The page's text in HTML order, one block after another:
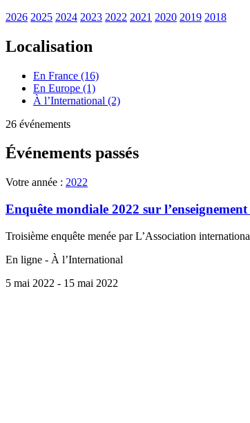
2026 2025 2024 2023 2022 2021 2020 2019 2018
Localisation
En France (16)
En Europe (1)
À l’International (2)
26 événements
Événements passés
Votre année : 2022
Enquête mondiale 2022 sur
Troisième enquête menée par L’Association
En ligne - À l’International
5 mai 2022 - 15 mai 2022